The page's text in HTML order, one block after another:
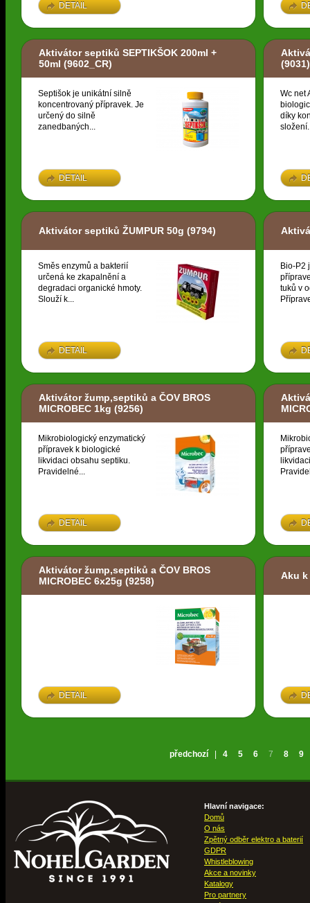
DETAIL
Aktivátor septiků SEPTIKŠOK 200ml +
50ml (9602_CR)
Septišok je unikátní silně
koncentrovaný přípravek. Je
určený do silně
zanedbaných...
DETAIL
(9031)
Wc net
díky
Aktivátor septiků ŽUMPUR 50g (9794)
Směs enzymů a bakterií
určená ke zkapalnění a
degradaci organické hmoty.
Slouží k...
DETAIL
Bio-P2
tuků v
Aktivátor žump,septiků a ČOV BROS
MICROBEC 1kg (9256)
Mikrobiologický enzymatický
přípravek k biologické
likvidaci obsahu septiku.
Pravidelné...
DETAIL
Aktivátor žump,septiků a ČOV BROS
MICROBEC 6x25g (9258)
DETAIL
Aku k
předchozí 4 5 6 7 8 9
Hlavní navigace:
Domů
O nás
Zpětný odběr elektro a baterií
GDPR
Whistleblowing
Akce a novinky
Katalogy
Pro partnery